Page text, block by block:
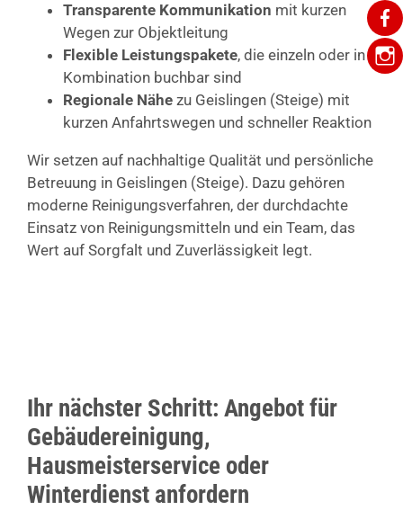
Transparente Kommunikation mit kurzen
Wegen zur Objektleitung
Flexible Leistungspakete, die einzeln oder in
Kombination buchbar sind
Regionale Nähezu Geislingen (Steige) mit
kurzen Anfahrtswegen und schneller Reaktion
Wir setzen auf nachhaltige Qualität und persönliche
Betreuung in Geislingen (Steige). Dazu gehören
moderne Reinigungsverfahren, der durchdachte
Einsatz von Reinigungsmitteln und ein Team, das
Wert auf Sorgfalt und Zuverlässigkeit legt.
Ihr nächster Schritt: Angebot für
Gebäudereinigung,
Hausmeisterservice oder
Winterdienst anfordern